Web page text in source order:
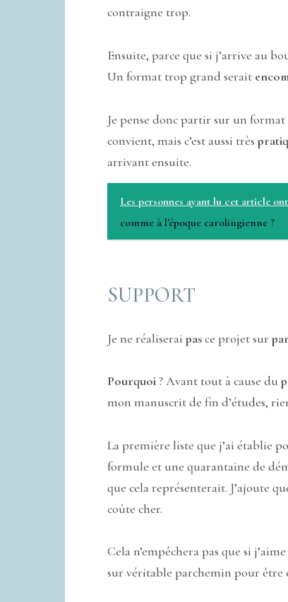
contraigne trop.
Ensuite, parce que si j’arrive au
Un format trop grand serait
Je pense donc partir sur un
convient, mais c’est aussi très
arrivant ensuite.
Les personnes ayant lu cet article
comme à l'époque carolingienne ?
SUPPORT
Je ne réaliseraipasce projet sur
Pourquoi? Avant tout à cause du
mon manuscrit de fin d’études,
La première liste que j’ai établie
formule et une quarantaine de
que cela représenterait. J’ajoute
coûte cher.
Cela n’empêchera pas que si
sur véritable parchemin pour être